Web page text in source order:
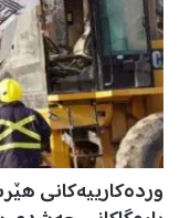
وردەکارییەکانی